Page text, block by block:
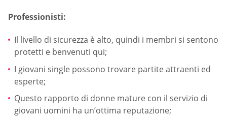
Professionisti:
Il livello di sicurezza è alto, quindi i membri si sentono
protetti e benvenuti qui;
I giovani single possono trovare partite attraenti ed
esperte;
Questo rapporto di donne mature con il servizio di
giovani uomini ha un’ottima reputazione;